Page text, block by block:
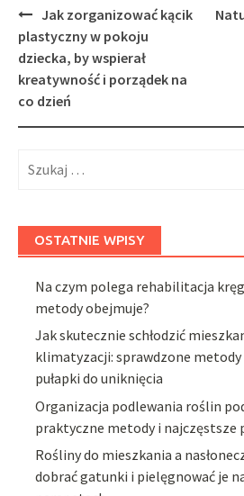
Post
navigation
Jak zorganizować kącik
plastyczny w pokoju
dziecka, by wspierał
kreatywność i porządek na
co dzień
OSTATNIE WPISY
Na czym polega rehabilitacja
metody obejmuje?
Jak skutecznie schłodzić
klimatyzacji: sprawdzone metody
pułapki do uniknięcia
Organizacja podlewania roślin
praktyczne metody i najczęstsze
Rośliny do mieszkania a
dobrać gatunki i pielęgnować je